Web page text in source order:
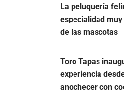
La peluquería
especialidad
de las mascotas
Toro Tapas
experiencia
anochecer con